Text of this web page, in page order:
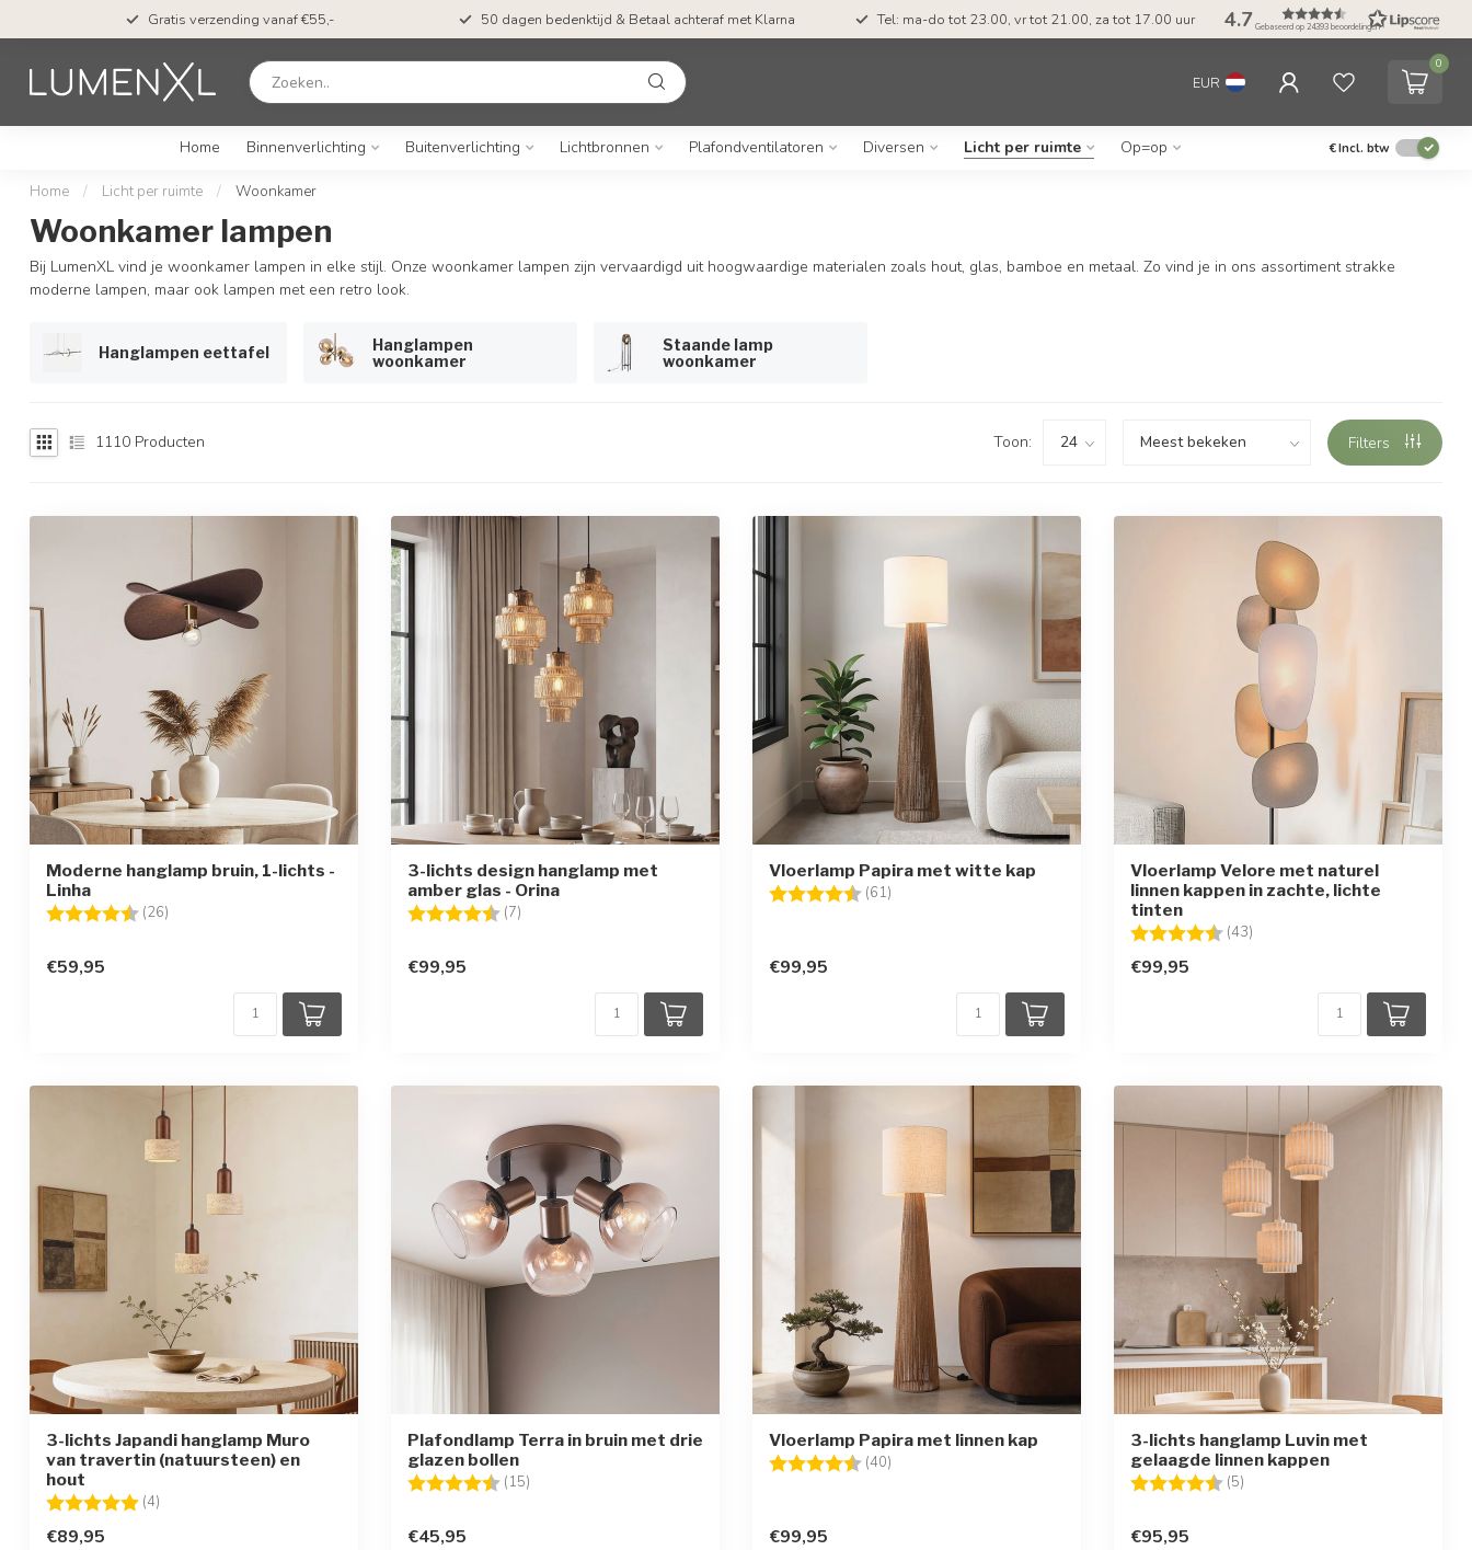
Gratis verzending vanaf €55,- 50 dagen bedenktijd & Betaal achteraf met Klarna Tel: ma-do tot 23.00, vr tot 21.00, za tot 17.00 uur 4.7 Gebaseerd op 24393 beoordelingen
EUR
0
Home Binnenverlichting Buitenverlichting Lichtbronnen Plafondventilatoren Diversen Licht per ruimte Op=op €Incl. btw
Home / Licht per ruimte / Woonkamer
Woonkamer lampen
Bij LumenXL vind je woonkamer lampen in elke stijl. Onze woonkamer lampen zijn vervaardigd uit hoogwaardige materialen zoals hout, glas, bamboe en metaal. Zo vind je in ons assortiment strakke
moderne lampen, maar ook lampen met een retro look.
Hanglampen eettafel
Hanglampen
woonkamer
Staande lamp
woonkamer
1110 Producten Toon: Filters
Moderne hanglamp bruin, 1-lichts -
Linha
Beoordeling: (26)
€59,95
3-lichts design hanglamp met
amber glas - Orina
Beoordeling: (7)
€99,95
Vloerlamp Papira met witte kap
Beoordeling: (61)
€99,95
Vloerlamp Velore met naturel
linnen kappen in zachte, lichte
tinten
Beoordeling: (43)
€99,95
3-lichts Japandi hanglamp Muro
van travertin (natuursteen) en
hout
Beoordeling: (4)
€89,95
Plafondlamp Terra in bruin met drie
glazen bollen
Beoordeling: (15)
€45,95
Vloerlamp Papira met linnen kap
Beoordeling: (40)
€99,95
3-lichts hanglamp Luvin met
gelaagde linnen kappen
Beoordeling: (5)
€95,95